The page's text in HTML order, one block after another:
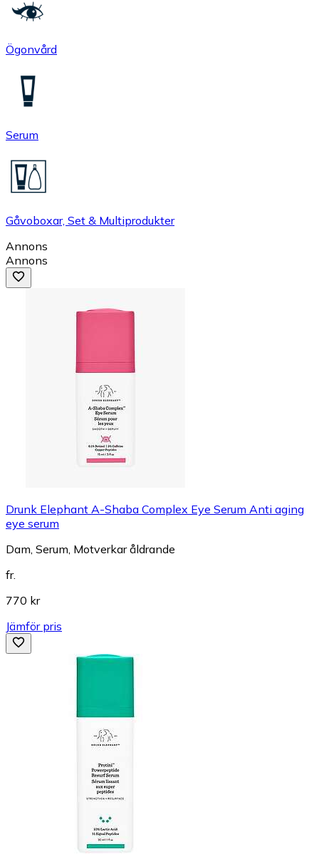
Ögonvård
Serum
Gåvoboxar, Set & Multiprodukter
Annons
Annons
Drunk Elephant A-Shaba Complex Eye Serum Anti aging
eye serum
Dam, Serum, Motverkar åldrande
fr.
770 kr
Jämför pris